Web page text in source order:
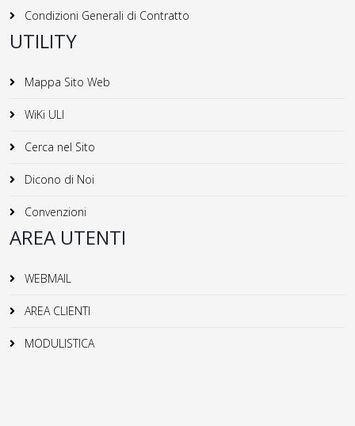
Condizioni Generali di Contratto
UTILITY
Mappa Sito Web
WiKi ULI
Cerca nel Sito
Dicono di Noi
Convenzioni
AREA UTENTI
WEBMAIL
AREA CLIENTI
MODULISTICA